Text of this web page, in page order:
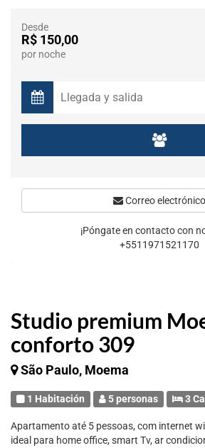
Studio premium
conforto 309
São Paulo, Moema
1 Habitación 5 personas 3
Apartamento até 5 pessoas, com internet
ideal para home office, smart Tv, ar
Desde
R$ 150,00
por noche
Correo electrónico
¡Póngate en contacto con
+5511971521170